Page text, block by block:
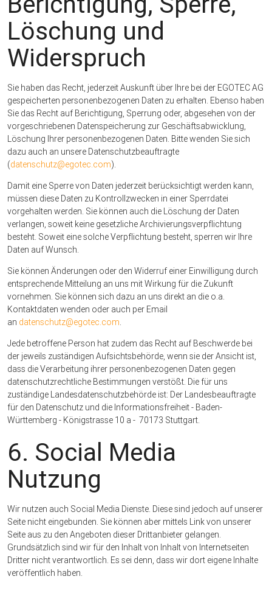
Löschung und
Widerspruch
Sie haben das Recht, jederzeit Auskunft über Ihre bei der EGOTEC AG
gespeicherten personenbezogenen Daten zu erhalten. Ebenso haben
Sie das Recht auf Berichtigung, Sperrung oder, abgesehen von der
vorgeschriebenen Datenspeicherung zur Geschäftsabwicklung,
Löschung Ihrer personenbezogenen Daten. Bitte wenden Sie sich
dazu auch an unsere Datenschutzbeauftragte
(datenschutz@egotec.com).
Damit eine Sperre von Daten jederzeit berücksichtigt werden kann,
müssen diese Daten zu Kontrollzwecken in einer Sperrdatei
vorgehalten werden. Sie können auch die Löschung der Daten
verlangen, soweit keine gesetzliche Archivierungsverpflichtung
besteht. Soweit eine solche Verpflichtung besteht, sperren wir Ihre
Daten auf Wunsch.
Sie können Änderungen oder den Widerruf einer Einwilligung durch
entsprechende Mitteilung an uns mit Wirkung für die Zukunft
vornehmen. Sie können sich dazu an uns direkt an die o.a.
Kontaktdaten wenden oder auch per Email
an datenschutz@egotec.com.
Jede betroffene Person hat zudem das Recht auf Beschwerde bei
der jeweils zuständigen Aufsichtsbehörde, wenn sie der Ansicht ist,
dass die Verarbeitung ihrer personenbezogenen Daten gegen
datenschutzrechtliche Bestimmungen verstößt. Die für uns
zuständige Landesdatenschutzbehörde ist: Der Landesbeauftragte
für den Datenschutz und die Informationsfreiheit - Baden-
Württemberg - Königstrasse 10 a - 70173 Stuttgart.
6. Social Media
Nutzung
Wir nutzen auch Social Media Dienste. Diese sind jedoch auf unserer
Seite nicht eingebunden. Sie können aber mittels Link von unserer
Seite aus zu den Angeboten dieser Drittanbieter gelangen.
Grundsätzlich sind wir für den Inhalt von Inhalt von Internetseiten
Dritter nicht verantwortlich. Es sei denn, dass wir dort eigene Inhalte
veröffentlich haben.